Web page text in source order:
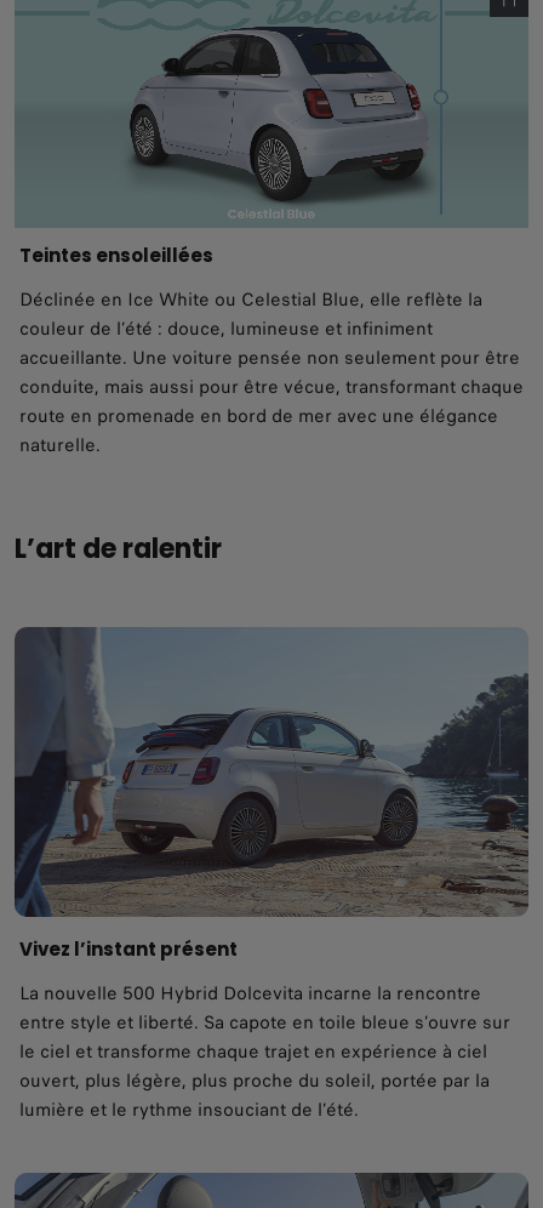
Teintes ensoleillées
Déclinée en Ice White ou Celestial Blue, elle reflète la
couleur de l’été : douce, lumineuse et infiniment
accueillante. Une voiture pensée non seulement pour être
conduite, mais aussi pour être vécue, transformant chaque
route en promenade en bord de mer avec une élégance
naturelle.
L’art de ralentir
Vivez l’instant présent
La nouvelle 500 Hybrid Dolcevita incarne la rencontre
entre style et liberté. Sa capote en toile bleue s’ouvre sur
le ciel et transforme chaque trajet en expérience à ciel
ouvert, plus légère, plus proche du soleil, portée par la
lumière et le rythme insouciant de l’été.